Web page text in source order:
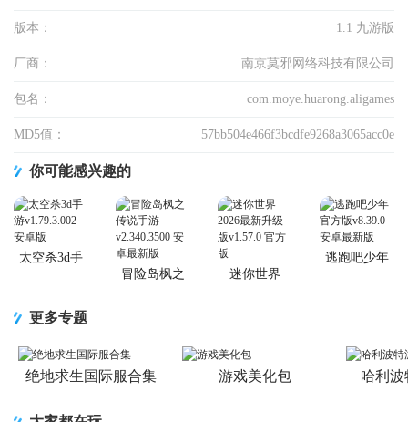
版本： 1.1 九游版
厂商： 南京莫邪网络科技有限公司
包名： com.moye.huarong.aligames
MD5值： 57bb504e466f3bcdfe9268a3065acc0e
你可能感兴趣的
太空杀3d手
冒险岛枫之
迷你世界
逃跑吧少年
更多专题
绝地求生国际服合集 游戏美化包 哈利